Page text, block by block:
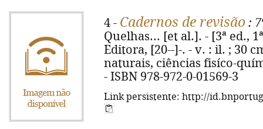
4 - Cadernos de revisão :
Quelhas... [et al.]. - [3ª ed.,
Editora, [20--]-. - v. : il. ; 30
naturais, ciências fisíco-
- ISBN 978-972-0-01569-3
Link persistente: http://